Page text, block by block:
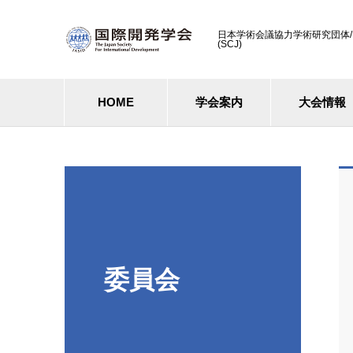
日本学術会議協力学術研究団
(SCJ)
HOME 学会案内 大会情報
委員会